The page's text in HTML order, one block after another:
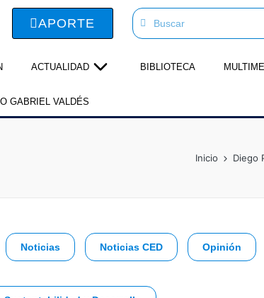
APORTE
ACTUALIDAD BIBLIOTECA
GABRIEL VALDÉS
Inicio Diego
Noticias Noticias CED Opinión